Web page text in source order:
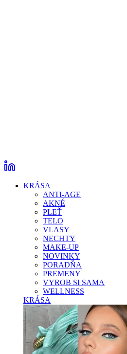
KRÁSA
ANTI-AGE
AKNÉ
PLEŤ
TELO
VLASY
NECHTY
MAKE-UP
NOVINKY
PORADŇA
PREMENY
VYROB SI SAMA
WELLNESS
KRÁSA